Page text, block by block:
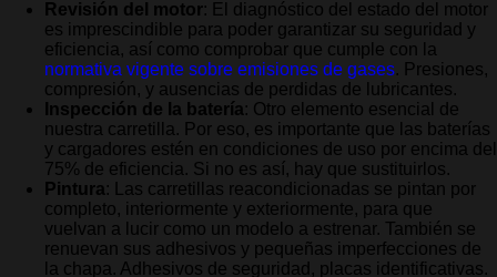
Revisión del motor: El diagnóstico del estado del motor
es imprescindible para poder garantizar su seguridad y
eficiencia, así como comprobar que cumple con la
normativa vigente sobre emisiones de gases. Presiones,
compresión, y ausencias de perdidas de lubricantes.
Inspección de la batería: Otro elemento esencial de
nuestra carretilla. Por eso, es importante que las baterías
y cargadores estén en condiciones de uso por encima del
75% de eficiencia. Si no es así, hay que sustituirlos.
Pintura: Las carretillas reacondicionadas se pintan por
completo, interiormente y exteriormente, para que
vuelvan a lucir como un modelo a estrenar. También se
renuevan sus adhesivos y pequeñas imperfecciones de
la chapa. Adhesivos de seguridad, placas identificativas.